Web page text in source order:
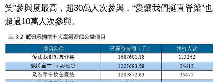
笑”參與度最高，超30萬人次參與，“愛讓我們挺直脊梁”也
超過10萬人次參與。